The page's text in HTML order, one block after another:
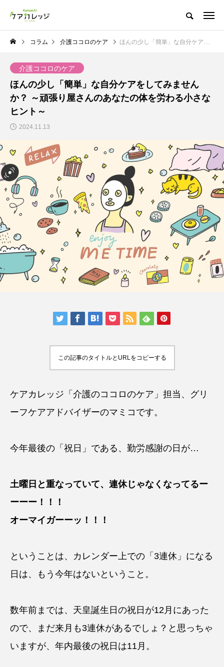
コラム 介護ココロのケア ほんの少し「簡単」な自分ケアをしてみませんか？ ～頑張り屋さんのあなたの体を労わる小さなヒント～
介護ココロのケア
ほんの少し「簡単」な自分ケアをしてみません
か？ ～頑張り屋さんのあなたの体を労わる小さな
ヒント～
2024.11.13
この記事のタイトルとURLをコピーする
ケアカレッジ「介護のココロのケア」担当、 グリ
ーフケアアドバイザーのマミコです。
今年最後の「祝日」である、勤労感謝の日が…
土曜日と重なっていて、連休じゃなくなってるー
ーーー！！！
オーマイガーーッ！！！
ということは、カレンダー上での「3連休」になる
日は、もう今年はないということ。
数年前までは、天皇誕生日の祝日が12月にあった
ので、まだ来月も3連休があるでしょ？と思っちゃ
いますが、年内最後の祝日は11月。